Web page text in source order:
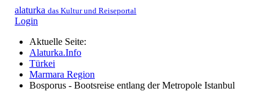
alaturka das Kultur und Reiseportal
Login
Aktuelle Seite:
Alaturka.Info
Türkei
Marmara Region
Bosporus - Bootsreise entlang der Metropole Istanbul